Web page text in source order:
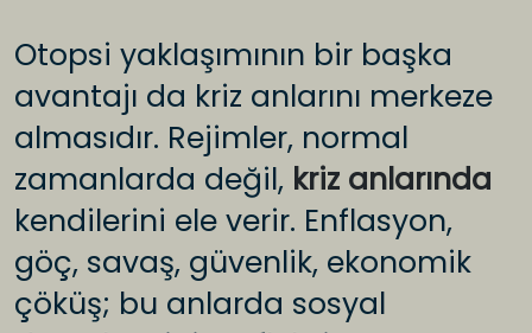
Otopsi yaklaşımının bir başka
avantajı da kriz anlarını merkeze
almasıdır. Rejimler, normal
zamanlarda değil, kriz anlarında
kendilerini ele verir. Enflasyon,
göç, savaş, güvenlik, ekonomik
çöküş; bu anlarda sosyal